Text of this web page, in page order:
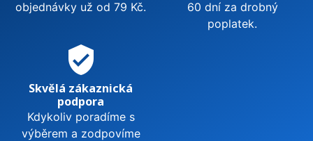
objednávky už od 79 Kč.
60 dní za drobný
poplatek.
verified_user
Skvělá zákaznická
podpora
Kdykoliv poradíme s
výběrem a zodpovíme